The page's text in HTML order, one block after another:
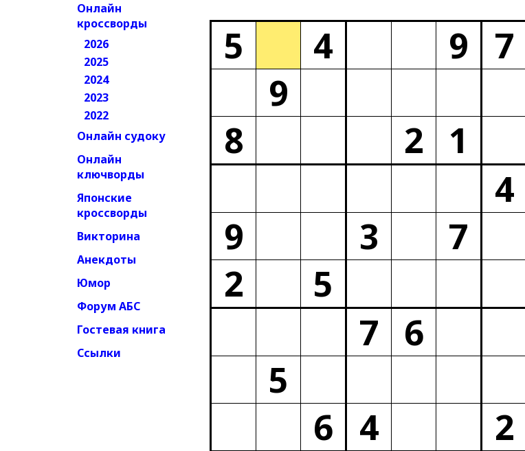
Онлайн
кроссворды
2026
2025
2024
2023
2022
Онлайн судоку
Онлайн
ключворды
Японские
кроссворды
Викторина
Анекдоты
Юмор
Форум АБС
Гостевая книга
Ссылки
5 4 9
7
9
8
2
1
4
9
3 7
2
5
7 6
5
6 4 2